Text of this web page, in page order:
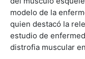
modelo de la
quien destacó la
estudio de
distrofia muscular